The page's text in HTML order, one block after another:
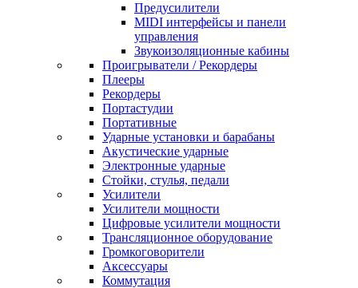
Предусилители
MIDI интерфейсы и панели
управления
Звукоизоляционные кабины
Проигрыватели / Рекордеры
Плееры
Рекордеры
Портастудии
Портативные
Ударные установки и барабаны
Акустические ударные
Электронные ударные
Стойки, стулья, педали
Усилители
Усилители мощности
Цифровые усилители мощности
Трансляционное оборудование
Громкоговорители
Аксессуары
Коммутация